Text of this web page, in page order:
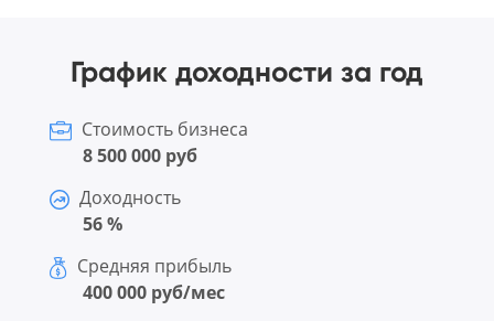
График доходности за год
Стоимость бизнеса
8 500 000 руб
Доходность
56 %
Средняя прибыль
400 000 руб/мес